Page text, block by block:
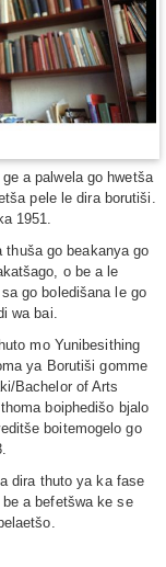
a palwela go hwetša
pele le dira borutiši.
1951.
go beakanya go
o be a le
go boledišana le go
wa bai.
mo Yunibesithing
ya Borutiši gomme
Bachelor of Arts
boiphedišo bjalo
boitemogelo go
dira thuto ya ka fase
a befetšwa ke se